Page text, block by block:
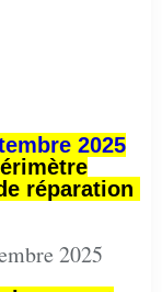
2025
réparation
2025